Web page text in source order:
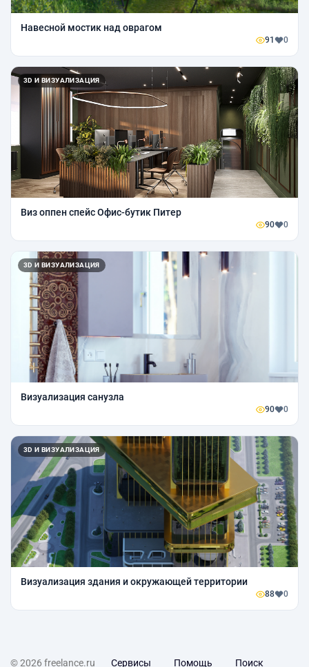
Навесной мостик над оврагом
91 0
3D И ВИЗУАЛИЗАЦИЯ
Виз оппен спейс Офис-бутик Питер
90 0
3D И ВИЗУАЛИЗАЦИЯ
Визуализация санузла
90 0
3D И ВИЗУАЛИЗАЦИЯ
Визуализация здания и окружающей территории
88 0
© 2026 freelance.ru Сервисы Помощь Поиск